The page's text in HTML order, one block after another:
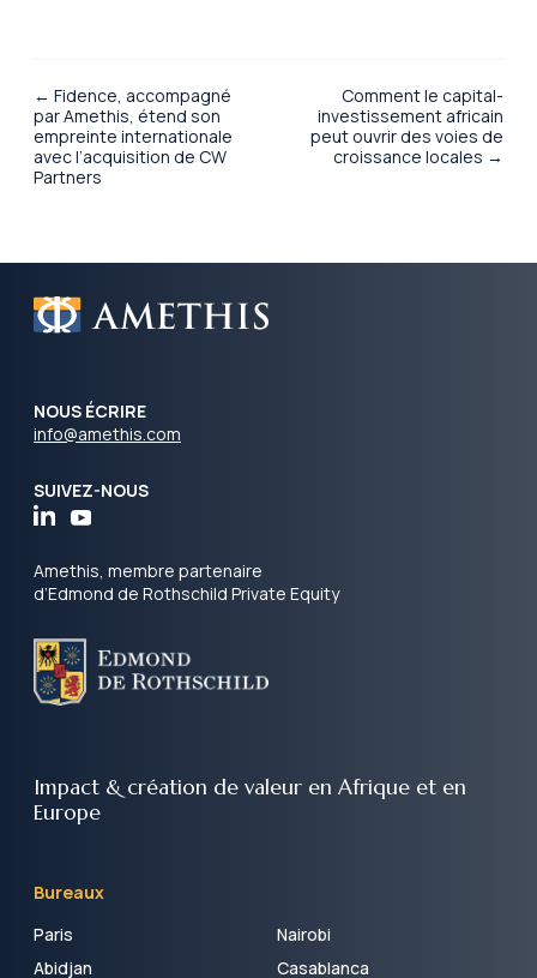
← Fidence, accompagné
par Amethis, étend son
empreinte internationale
avec l’acquisition de CW
Partners
Comment le capital-
investissement africain
peut ouvrir des voies de
croissance locales →
NOUS ÉCRIRE
info@amethis.com
SUIVEZ-NOUS
Amethis, membre partenaire
d’Edmond de Rothschild Private Equity
Impact & création de valeur en Afrique et en
Europe
Bureaux
Paris
Nairobi
Abidjan
Casablanca